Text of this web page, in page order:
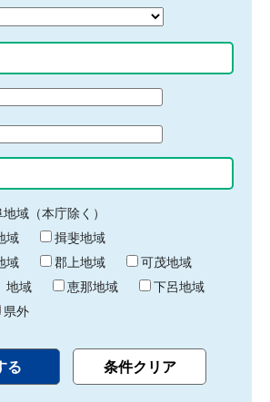
域（本庁除く）
域
揖斐地域
域
郡上地域
可茂地域
地域
恵那地域
下呂地域
県外